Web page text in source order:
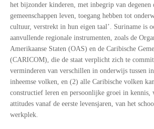
het bijzonder kinderen, met inbegrip van degenen
gemeenschappen leven, toegang hebben tot
cultuur, verstrekt in hun eigen taal’. Suriname is
aanvullende regionale instrumenten, zoals de
Amerikaanse Staten (OAS) en de Caribische
(CARICOM), die de staat verplicht zich te
verminderen van verschillen in onderwijs tussen
inheemse volken, en (2) alle Caribische volken
constructief leren en persoonlijke groei in kennis,
attitudes vanaf de eerste levensjaren, van het
werkplek.